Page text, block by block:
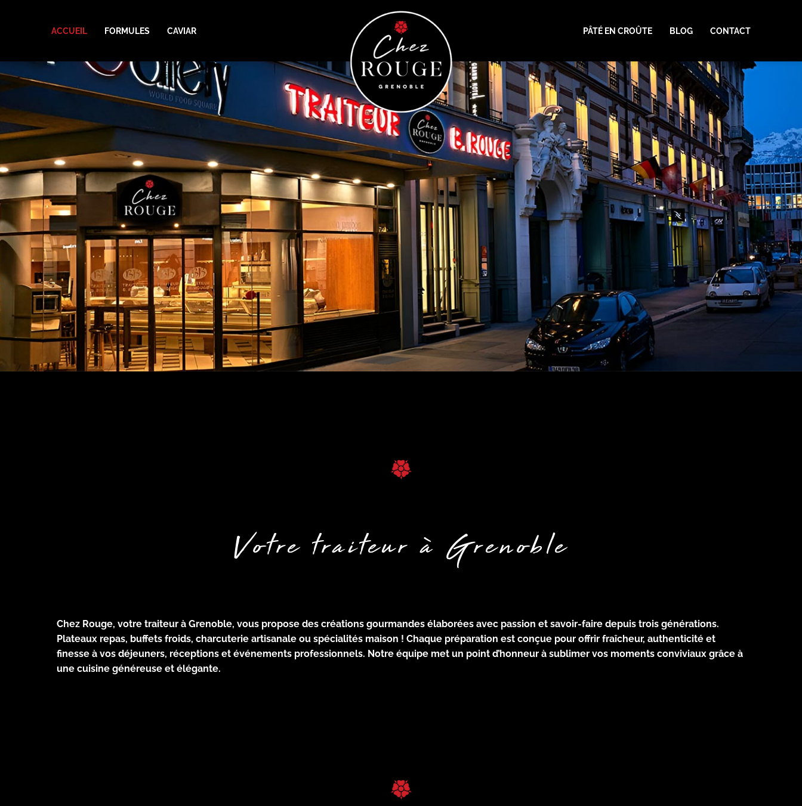
ACCUEIL FORMULES CAVIAR PÂTÉ EN CROÛTE BLOG CONTACT
Votre traiteur à Grenoble
Chez Rouge, votre traiteur à Grenoble, vous propose des créations gourmandes élaborées avec passion et savoir-faire depuis trois générations.
Plateaux repas, buffets froids, charcuterie artisanale ou spécialités maison ! Chaque préparation est conçue pour offrir fraîcheur, authenticité et
finesse à vos déjeuners, réceptions et événements professionnels. Notre équipe met un point d’honneur à sublimer vos moments conviviaux grâce à
une cuisine généreuse et élégante.